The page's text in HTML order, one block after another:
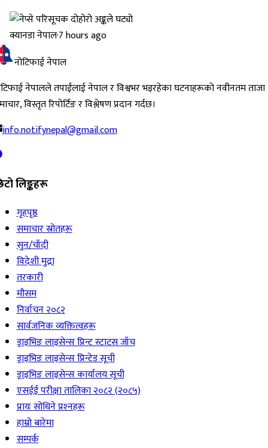
क्यानडा नेपाल·7 hours ago
नोटिफाई नेपाल
नेपालले तपाईंलाई नेपाल र विश्वभर भइरहेका घटनाहरूको नवीनतम ताजा
विस्तृत रिपोर्टिङ र विश्लेषण प्रदान गर्दछ।
info.notifynepal@gmail.com
लिङ्कहरू
गृहपृष्ठ
समाचार स्रोतहरू
सुन/चाँदी
विदेशी मुद्रा
तरकारी
मौसम
निर्वाचन २०८२
सार्वजनिक व्यक्तित्वहरू
ड्राइभिङ लाइसेन्स प्रिन्ट स्टाटस जाँच
ड्राइभिङ लाइसेन्स प्रिन्टेड सूची
ड्राइभिङ लाइसेन्स कार्यालय सूची
एसईई परीक्षा तालिका २०८२ (२०८५)
प्रायः सोधिने प्रश्‍नहरू
हाम्रो बारेमा
सम्पर्क